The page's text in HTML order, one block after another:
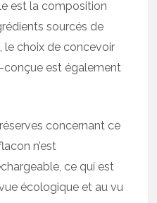
est la composition
sourcés de
le choix de concevoir
est également
concernant ce
n’est
ce qui est
écologique et au vu